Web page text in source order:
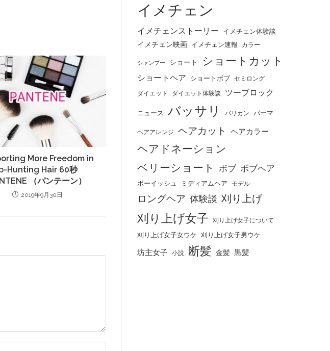
More Freedom in
Hunting Hair 60秒
（パンテーン）
2019年9月30日
イメチェン
イメチェンストーリー イメチェン体験談
イメチェン映画 イメチェン速報 カラー
シャンプー ショート ショートカット
ショートヘア ショートボブ セミロング
ダイエット ダイエット体験談 ツーブロック
ニュース バッサリ バリカン パーマ
ヘアアレンジ ヘアカット ヘアカラー
ヘアドネーション
ベリーショート
ボブ ボブヘア
ボーイッシュ ミディアムヘア モデル
ロングヘア 体験談 刈り上げ
刈り上げ女子 刈り上げ女子について
刈り上げ女子女ウケ 刈り上げ女子男ウケ
坊主女子 小説 断髪 金髪 黒髪